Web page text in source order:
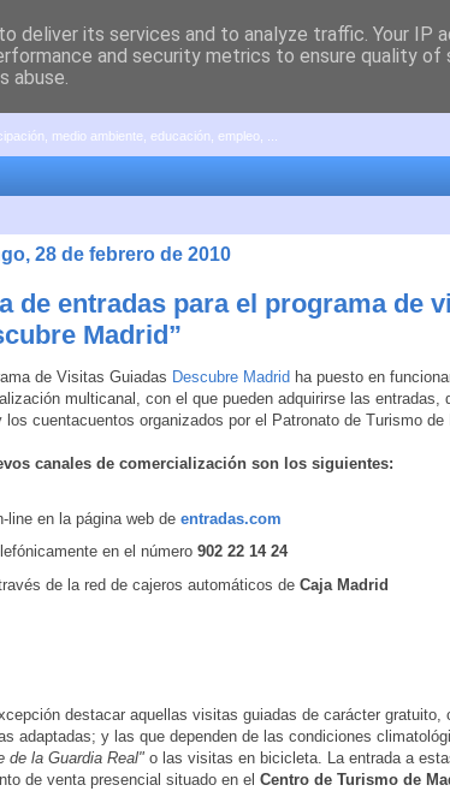
medio ambiente, educación, empleo, ...
28 de febrero de 2010
de entradas para el programa de
Madrid”
de Visitas Guiadas Descubre Madrid ha puesto en
multicanal, con el que pueden adquirirse las entradas,
cuentacuentos organizados por el Patronato de Turismo de
canales de comercialización son los siguientes:
line en la página web de entradas.com
en el número 902 22 14 24
de la red de cajeros automáticos de Caja Madrid
destacar aquellas visitas guiadas de carácter gratuito,
adaptadas; y las que dependen de las condiciones
de la Guardia Real" o las visitas en bicicleta. La entrada a
de venta presencial situado en el Centro de Turismo de
deliver its services and to analyze traffic. Your IP
and security metrics to ensure quality of
abuse.